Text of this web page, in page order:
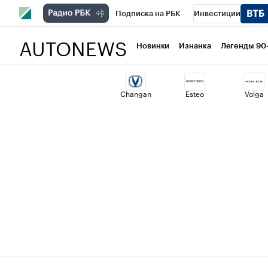
Подписка на РБК Инвестиции
Национальные проекты Город
Кредитные рейтинги Франшизы
AUTONEWS Новинки Изнанка Легенды
Changan Esteo Volga